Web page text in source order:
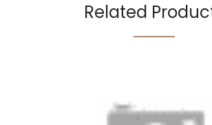
Related